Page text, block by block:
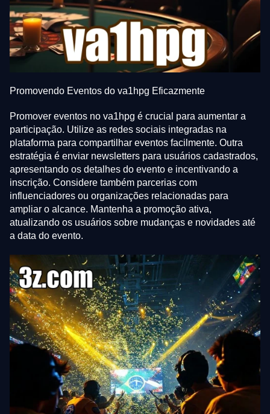
Promovendo Eventos do va1hpg Eficazmente
Promover eventos no va1hpg é crucial para aumentar a
participação. Utilize as redes sociais integradas na
plataforma para compartilhar eventos facilmente. Outra
estratégia é enviar newsletters para usuários cadastrados,
apresentando os detalhes do evento e incentivando a
inscrição. Considere também parcerias com
influenciadores ou organizações relacionadas para
ampliar o alcance. Mantenha a promoção ativa,
atualizando os usuários sobre mudanças e novidades até
a data do evento.